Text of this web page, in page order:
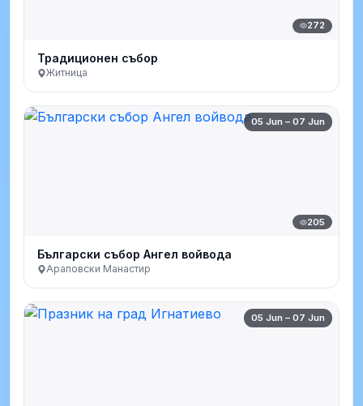
272
Традиционен събор
Житница
05 Jun – 07 Jun
205
Български събор Ангел войвода
Араповски Манастир
05 Jun – 07 Jun